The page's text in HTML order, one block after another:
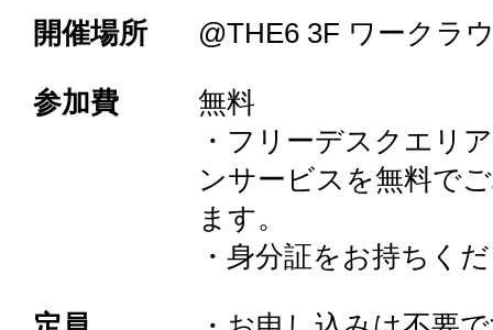
開催場所 @THE6 3F ワークラ
参加費
無料
・フリーデスクエリ
ンサービスを無料で
ます。
・身分証をお持ちく